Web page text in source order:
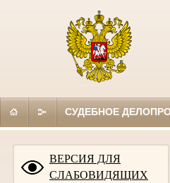
СУДЕБНОЕ
ВЕРСИЯ ДЛЯ
СЛАБОВИДЯЩИХ